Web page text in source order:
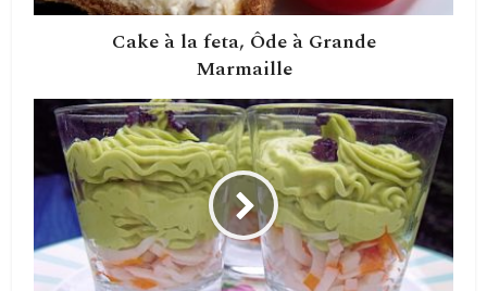
Cake à la feta, Ôde à Grande
Marmaille